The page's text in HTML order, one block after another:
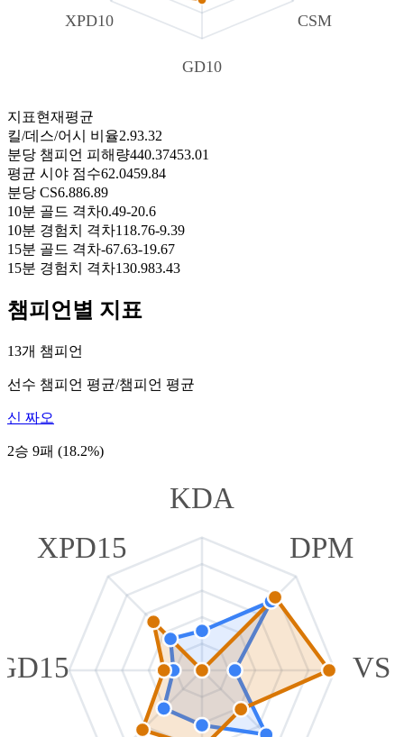
CSM
GD10
XPD10
지표현재평균
킬/데스/어시 비율2.93.32
분당 챔피언 피해량440.37453.01
평균 시야 점수62.0459.84
분당 CS6.886.89
10분 골드 격차0.49-20.6
10분 경험치 격차118.76-9.39
15분 골드 격차-67.63-19.67
15분 경험치 격차130.983.43
챔피언별 지표
13개 챔피언
선수 챔피언 평균/챔피언 평균
신 짜오
2승 9패 (18.2%)
KDA
DPM
VS
XPD15